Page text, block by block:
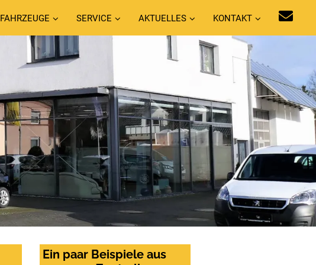
FAHRZEUGE SERVICE AKTUELLES KONTAKT
Ein paar Beispiele aus